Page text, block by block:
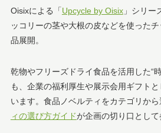
Oisixによる「Upcycle by Oisix」シリー
ッコリーの茎や大根の皮などを使った
品展開。
乾物やフリーズドライ食品を活用した“
も、企業の福利厚生や展示会用ギフト
います。食品ノベルティをカテゴリから
ィの選び方ガイドが企画の切り口として